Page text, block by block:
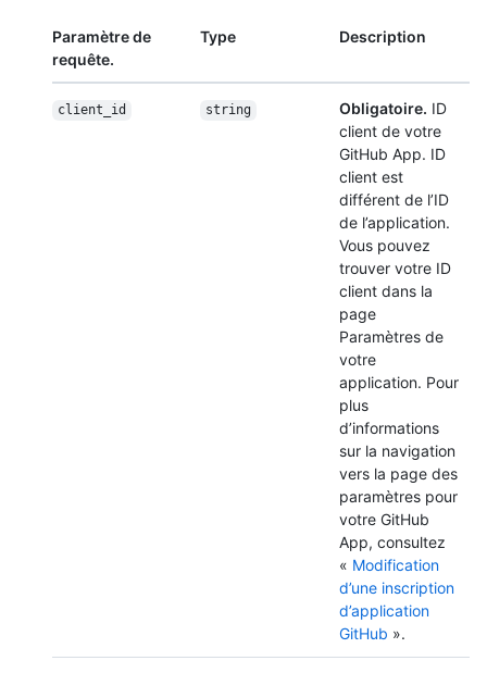
Paramètre de
requête.
Type Description
client_id string Obligatoire. ID
client de votre
GitHub App. ID
client est
différent de l’ID
de l’application.
Vous pouvez
trouver votre ID
client dans la
page
Paramètres de
votre
application. Pour
plus
d’informations
sur la navigation
vers la page des
paramètres pour
votre GitHub
App, consultez
« Modification
d’une inscription
d’application
GitHub ».